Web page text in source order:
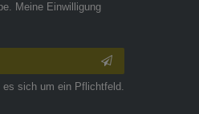
Meine Einwilligung
es sich um ein Pflichtfeld.